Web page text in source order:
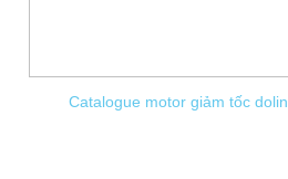
Catalogue motor giảm tốc dolin